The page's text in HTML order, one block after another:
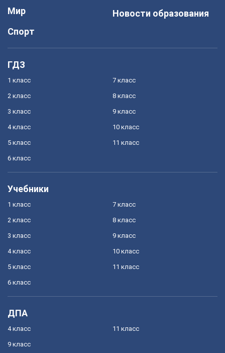
Мир
Спорт
Новости образования
ГДЗ
1 класс
2 класс
3 класс
4 класс
5 класс
6 класс
7 класс
8 класс
9 класс
10 класс
11 класс
Учебники
1 класс
2 класс
3 класс
4 класс
5 класс
6 класс
7 класс
8 класс
9 класс
10 класс
11 класс
ДПА
4 класс
9 класс
11 класс